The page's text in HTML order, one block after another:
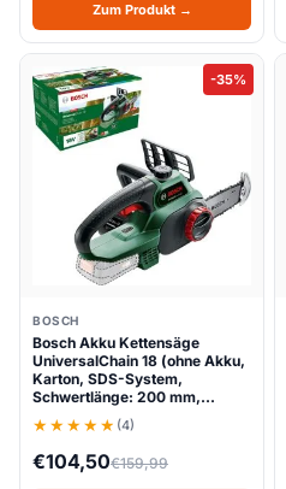
Zum Produkt →
-35%
BOSCH
Bosch Akku Kettensäge
UniversalChain 18 (ohne Akku,
Karton, SDS-System,
Schwertlänge: 200 mm,…
(4)
€104,50€159,99